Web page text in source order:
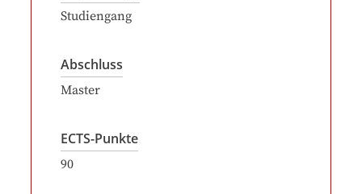
Studiengang
Abschluss
Master
ECTS-Punkte
90